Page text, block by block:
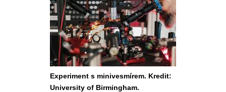
Experiment s minivesmírem. Kredit:
University of Birmingham.